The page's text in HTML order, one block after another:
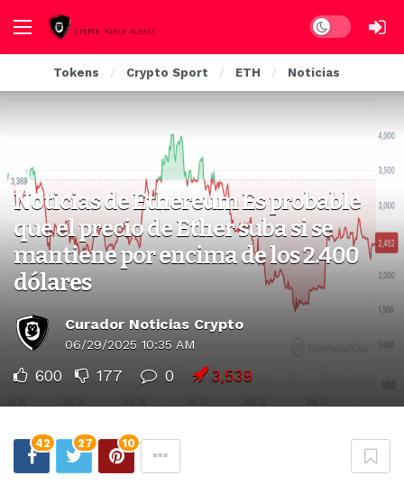
Dark mode
Tokens Crypto Sport ETH Noticias
NOTICIAS ETHEREUM
Noticias de Ethereum Es probable
que el precio de Ether suba si se
mantiene por encima de los 2.400
dólares
Curador Noticias Crypto
06/29/2025 10:35 AM
600 177 0 3,539
42 27 10